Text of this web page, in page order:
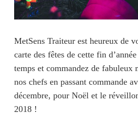
MetSens Traiteur est heureux de
carte des fêtes de cette fin
temps et commandez de fabuleux
nos chefs en passant commande
décembre, pour Noël et le
2018 !